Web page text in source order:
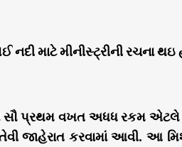
નદી માટે મીનીસ્ટ્રીની રચના
સૌ પ્રથમ વખત અધધ રકમ એટલે
જાહેરાત કરવામાં આવી. આ